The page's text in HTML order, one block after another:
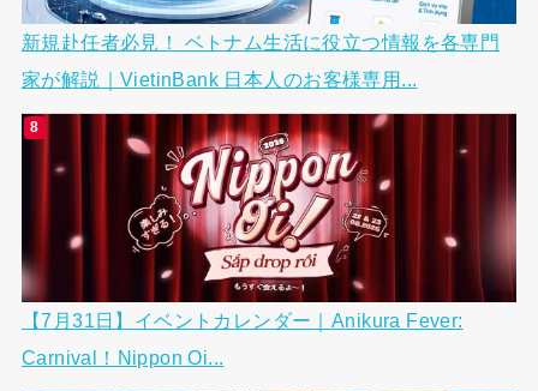
新規赴任者必見！ ベトナム生活に役立つ情報を各専門
家が解説｜VietinBank 日本人のお客様専用...
【7月31日】イベントカレンダー｜Anikura Fever:
Carnival！Nippon Oi...